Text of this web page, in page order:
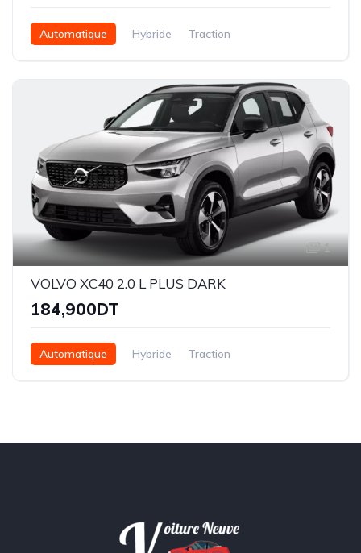
Automatique Hybride Traction
1
VOLVO XC40 2.0 L PLUS DARK
184,900DT
Automatique Hybride Traction